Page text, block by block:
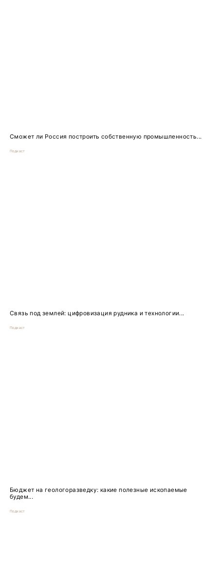
Сможет ли Россия построить собственную промышленность...
Подкаст
Связь под землей: цифровизация рудника и технологии...
Подкаст
Бюджет на геологоразведку: какие полезные ископаемые
будем...
Подкаст